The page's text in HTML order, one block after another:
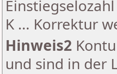
K ... Korrektur
Hinweis2
und sind in der